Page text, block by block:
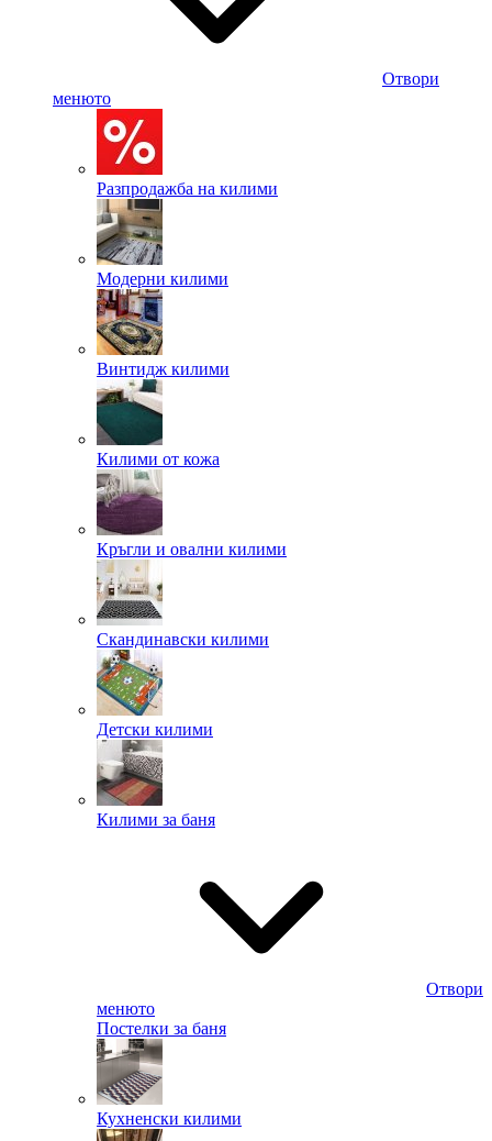
Отвори
менюто
Разпродажба на килими
Модерни килими
Винтидж килими
Килими от кожа
Кръгли и овални килими
Скандинавски килими
Детски килими
Килими за баня
Отвори
менюто
Постелки за баня
Кухненски килими